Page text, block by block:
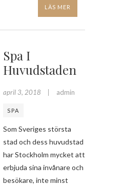
LÄS MER
Spa I
Huvudstaden
april 3, 2018 admin
SPA
Som Sveriges största
stad och dess huvudstad
har Stockholm mycket att
erbjuda sina invånare och
besökare, inte minst